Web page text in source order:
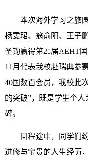
本次海外学习之旅
杨雯珺、翁俞阳、王子
圣钧赢得第25届AEHT
11月代表我校赴瑞典参
40国数百会员，我校此
的突破”，既是学生个
碑。
回程途中，同学们
进修与宝贵的人生经历